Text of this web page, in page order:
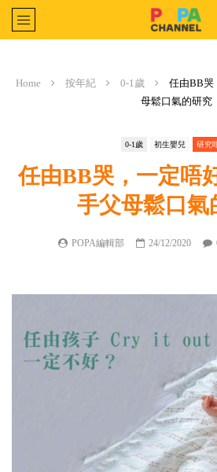
Home 按年紀 0-1歲
任由BB
母鬆口氣的研究
0-1歲 初生嬰兒 研究
任由BB哭，一定
手父母鬆口氣
POPA編輯部 24/12/2020